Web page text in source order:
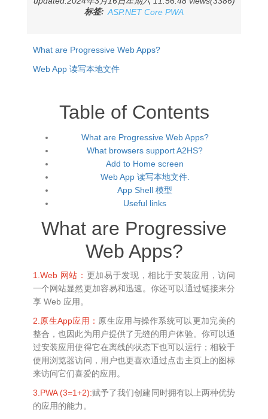
标签: ASP.NET Core PWA
What are Progressive Web Apps?
Web App 读写本地文件
Table of Contents
What are Progressive Web Apps?
What browsers support A2HS?
Add to Home screen
Web App 读写本地文件.
App Shell 模型
Useful links
What are Progressive
Web Apps?
1.Web 网站： 更加易于发现，相比于安装应用，访问
一个网站显然更加容易和迅速。你还可以通过链接来分
享 Web 应用。
2.原生App应用： 原生应用与操作系统可以更加完美的
整合，也因此为用户提供了无缝的用户体验。你可以通
过安装应用使得它在离线的状态下也可以运行；相较于
使用浏览器访问，用户也更喜欢通过点击主页上的图标
来访问它们喜爱的应用。
3.PWA (3=1+2):赋予了我们创建同时拥有以上两种优势
的应用的能力。